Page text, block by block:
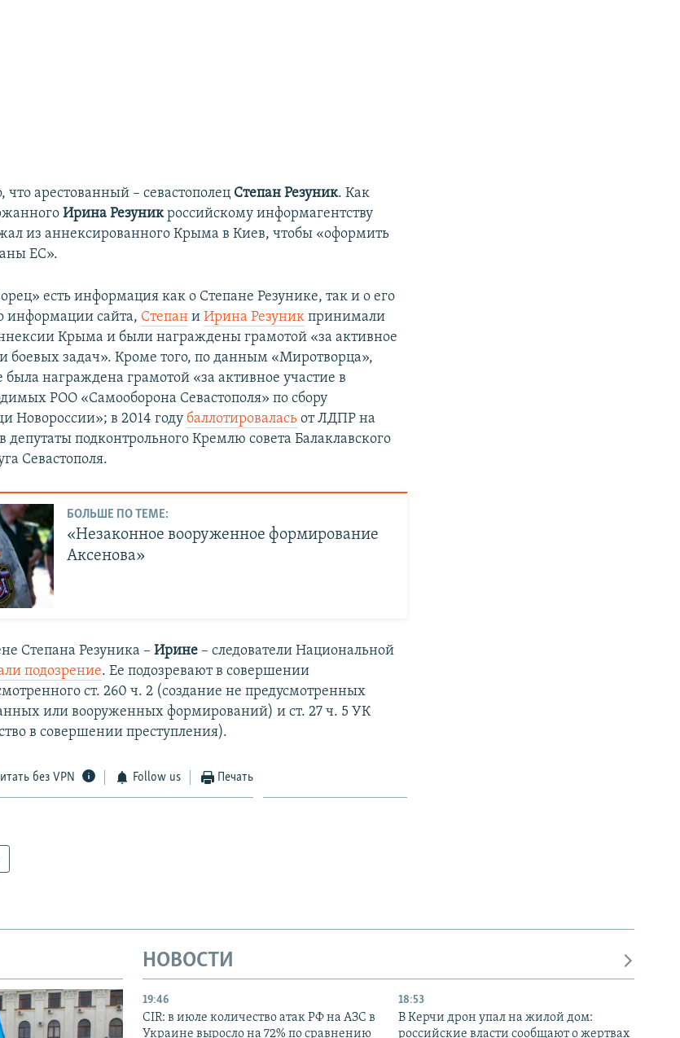
что арестованный – севастополец Степан Резуник. Как
Ирина Резуникроссийскому информагентству
из аннексированного Крыма в Киев, чтобы «оформить
ЕС»​.
есть информация как о Степане Резунике, так и о его
информации сайта, Степан иИрина Резуник принимали
Крыма и были награждены грамотой «за активное
боевых задач». Кроме того, по данным «Миротворца»,
награждена грамотой «за активное участие в
РОО «Самооборона Севастополя» по сбору
Новороссии»; в 2014 году баллотировалась от ЛДПР на
депутаты подконтрольного Кремлю совета Балаклавского
Севастополя.
БОЛЬШЕ ПО ТЕМЕ:
«Незаконное вооруженное формирование
Аксенова»
Степана Резуника –Ирине – следователи Национальной
подозрение. Ее подозревают в совершении
ст. 260 ч. 2 (создание не предусмотренных
или вооруженных формирований) и ст. 27 ч. 5 УК
в совершении преступления).
без VPN Follow us Печать
НОВОСТИ
19:46
CIR: в июле количество атак РФ на АЗС в
Украине выросло на 72% по сравнению
18:53
В Керчи дрон упал на жилой дом:
российские власти сообщают о жертвах